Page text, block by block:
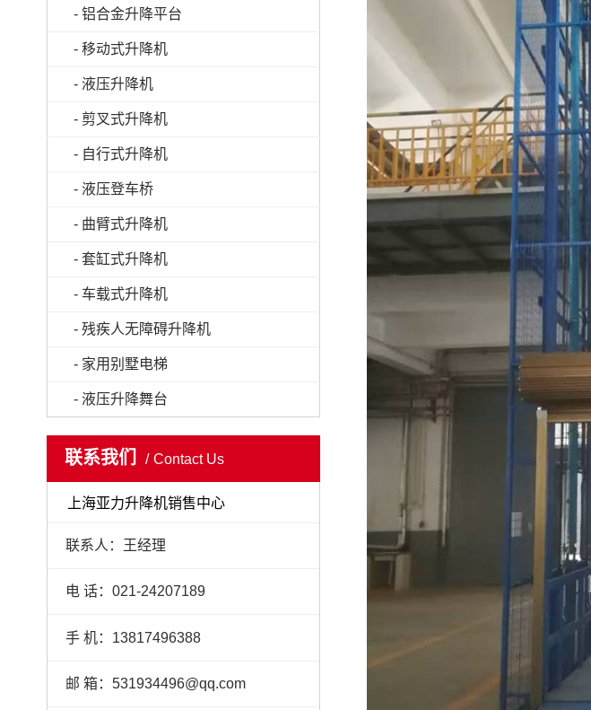
- 铝合金升降平台
- 移动式升降机
- 液压升降机
- 剪叉式升降机
- 自行式升降机
- 液压登车桥
- 曲臂式升降机
- 套缸式升降机
- 车载式升降机
- 残疾人无障碍升降机
- 家用别墅电梯
- 液压升降舞台
联系我们 Contact Us
上海亚力升降机销售中心
联系人：王经理
电 话：021-24207189
手 机：13817496388
邮 箱：531934496@qq.com